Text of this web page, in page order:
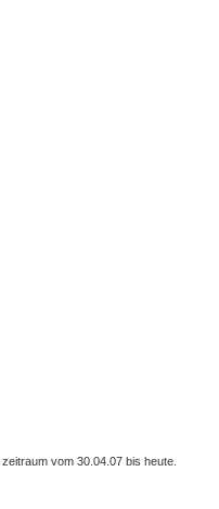
vom 30.04.07 bis heute.